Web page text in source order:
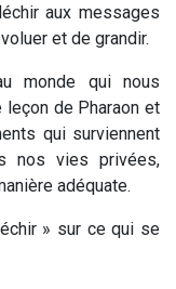
aux messages
et de grandir.
monde qui nous
leçon de Pharaon et
qui surviennent
nos vies privées,
adéquate.
» sur ce qui se